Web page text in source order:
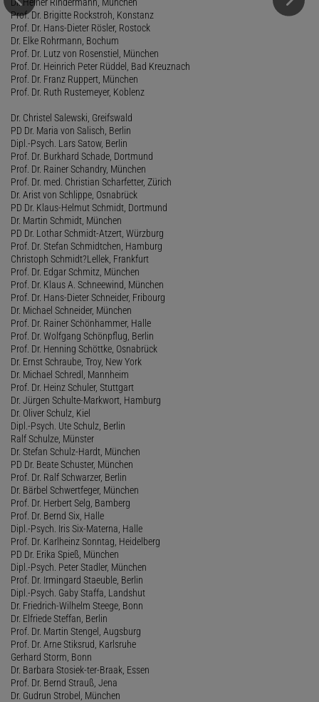
Prof. Dr. Brigitte Rockstroh, Konstanz
Prof. Dr. Hans-Dieter Rösler, Rostock
Dr. Elke Rohrmann, Bochum
Prof. Dr. Lutz von Rosenstiel, München
Prof. Dr. Heinrich Peter Rüddel, Bad Kreuznach
Prof. Dr. Franz Ruppert, München
Prof. Dr. Ruth Rustemeyer, Koblenz
Dr. Christel Salewski, Greifswald
PD Dr. Maria von Salisch, Berlin
Dipl.-Psych. Lars Satow, Berlin
Prof. Dr. Burkhard Schade, Dortmund
Prof. Dr. Rainer Schandry, München
Prof. Dr. med. Christian Scharfetter, Zürich
Dr. Arist von Schlippe, Osnabrück
PD Dr. Klaus-Helmut Schmidt, Dortmund
Dr. Martin Schmidt, München
PD Dr. Lothar Schmidt-Atzert, Würzburg
Prof. Dr. Stefan Schmidtchen, Hamburg
Christoph Schmidt?Lellek, Frankfurt
Prof. Dr. Edgar Schmitz, München
Prof. Dr. Klaus A. Schneewind, München
Prof. Dr. Hans-Dieter Schneider, Fribourg
Dr. Michael Schneider, München
Prof. Dr. Rainer Schönhammer, Halle
Prof. Dr. Wolfgang Schönpflug, Berlin
Prof. Dr. Henning Schöttke, Osnabrück
Dr. Ernst Schraube, Troy, New York
Dr. Michael Schredl, Mannheim
Prof. Dr. Heinz Schuler, Stuttgart
Dr. Jürgen Schulte-Markwort, Hamburg
Dr. Oliver Schulz, Kiel
Dipl.-Psych. Ute Schulz, Berlin
Ralf Schulze, Münster
Dr. Stefan Schulz-Hardt, München
PD Dr. Beate Schuster, München
Prof. Dr. Ralf Schwarzer, Berlin
Dr. Bärbel Schwertfeger, München
Prof. Dr. Herbert Selg, Bamberg
Prof. Dr. Bernd Six, Halle
Dipl.-Psych. Iris Six-Materna, Halle
Prof. Dr. Karlheinz Sonntag, Heidelberg
PD Dr. Erika Spieß, München
Dipl.-Psych. Peter Stadler, München
Prof. Dr. Irmingard Staeuble, Berlin
Dipl.-Psych. Gaby Staffa, Landshut
Dr. Friedrich-Wilhelm Steege, Bonn
Dr. Elfriede Steffan, Berlin
Prof. Dr. Martin Stengel, Augsburg
Prof. Dr. Arne Stiksrud, Karlsruhe
Gerhard Storm, Bonn
Dr. Barbara Stosiek-ter-Braak, Essen
Prof. Dr. Bernd Strauß, Jena
Dr. Gudrun Strobel, München